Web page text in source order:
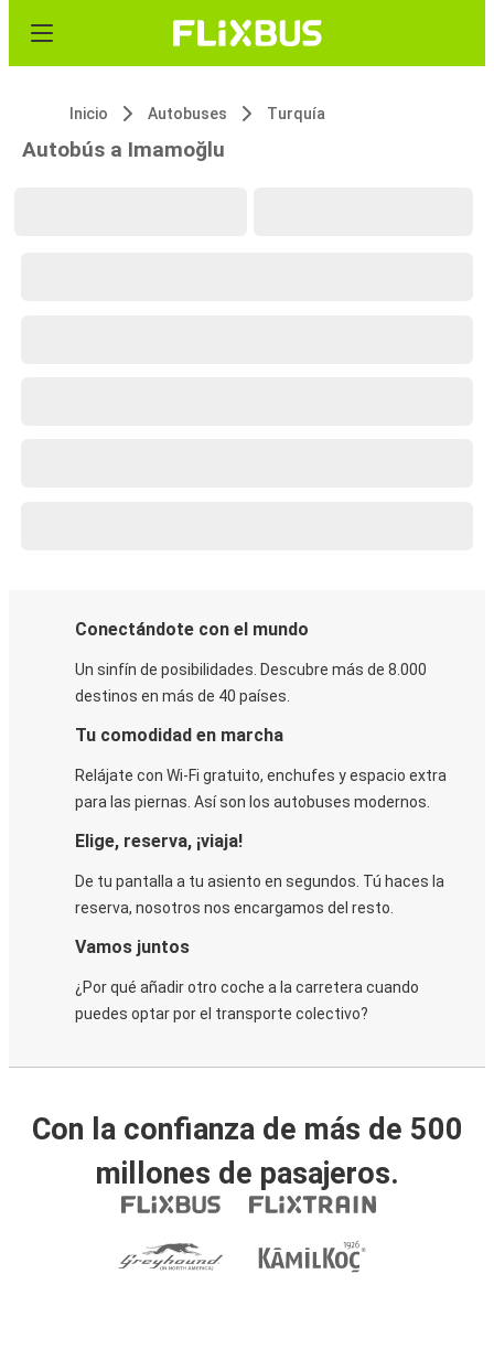
Inicio Autobuses Turquía
Autobús a Imamoğlu
Conectándote con el mundo
Un sinfín de posibilidades. Descubre más de 8.000
destinos en más de 40 países.
Tu comodidad en marcha
Relájate con Wi-Fi gratuito, enchufes y espacio extra
para las piernas. Así son los autobuses modernos.
Elige, reserva, ¡viaja!
De tu pantalla a tu asiento en segundos. Tú haces la
reserva, nosotros nos encargamos del resto.
Vamos juntos
¿Por qué añadir otro coche a la carretera cuando
puedes optar por el transporte colectivo?
Con la confianza de más de 500
millones de pasajeros.